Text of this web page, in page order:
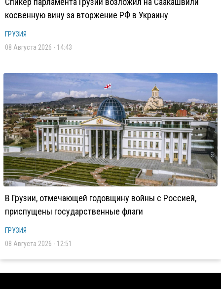
косвенную вину за вторжение РФ в Украину
ГРУЗИЯ
08 Августа 2026 - 14:43
В Грузии, отмечающей годовщину войны с Россией,
приспущены государственные флаги
ГРУЗИЯ
08 Августа 2026 - 12:51